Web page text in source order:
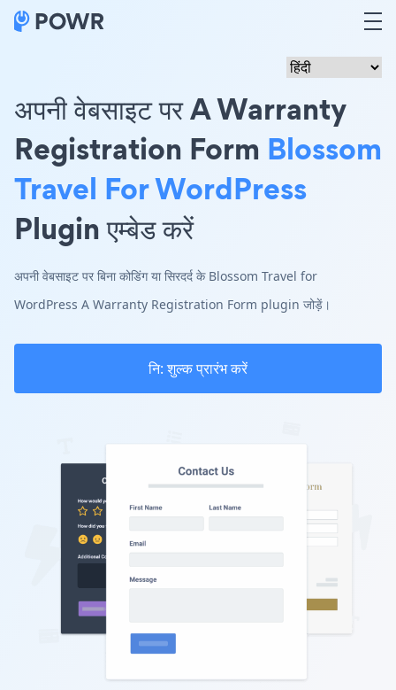
अपनी वेबसाइट पर A Warranty
Registration Form Blossom
Travel For WordPress
Plugin एम्बेड करें
अपनी वेबसाइट पर बिना कोडिंग या सिरदर्द के Blossom Travel for
WordPress A Warranty Registration Form plugin जोड़ें।
नि: शुल्क प्रारंभ करें